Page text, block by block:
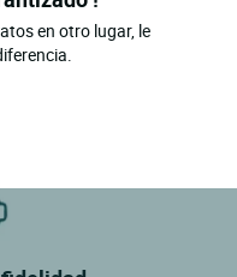
en otro lugar, le